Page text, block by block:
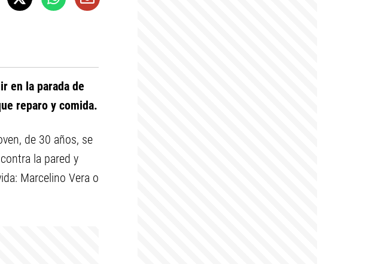
en la parada de
reparo y comida.
de 30 años, se
la pared y
Marcelino Vera o